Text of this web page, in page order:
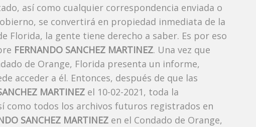
así como cualquier correspondencia enviada o
se convertirá en propiedad inmediata de la
Florida, la gente tiene derecho a saber. Es por eso
FERNANDO SANCHEZ MARTINEZ. Una vez que
de Orange, Florida presenta un informe,
acceder a él. Entonces, después de que las
MARTINEZ el 10-02-2021, toda la
como todos los archivos futuros registrados en
SANCHEZ MARTINEZ en el Condado de Orange,